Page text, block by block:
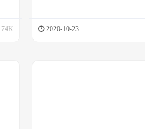
2020-10-23